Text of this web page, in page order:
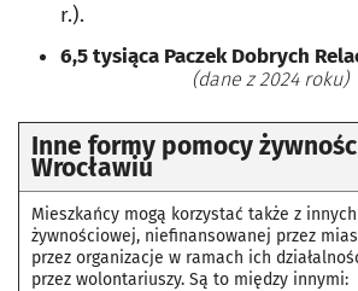
r.).
6,5 tysiąca Paczek Dobrych
(dane z 2024 roku)
Inne formy pomocy
Wrocławiu
Mieszkańcy mogą korzystać także z
żywnościowej, niefinansowanej przez
przez organizacje w ramach ich
przez wolontariuszy. Są to między innymi: